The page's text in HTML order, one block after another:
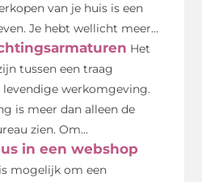
van je huis is een
Je hebt wellicht meer...
Het
tussen een traag
levendige werkomgeving.
is meer dan alleen de
zien. Om...
in een webshop
mogelijk om een